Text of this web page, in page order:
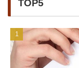
TOP5